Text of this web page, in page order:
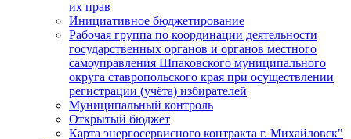
их прав
Инициативное бюджетирование
Рабочая группа по координации деятельности
государственных органов и органов местного
самоуправления Шпаковского муниципального
округа ставропольского края при осуществлении
регистрации (учёта) избирателей
Муниципальный контроль
Открытый бюджет
Карта энергосервисного контракта г. Михайловск"